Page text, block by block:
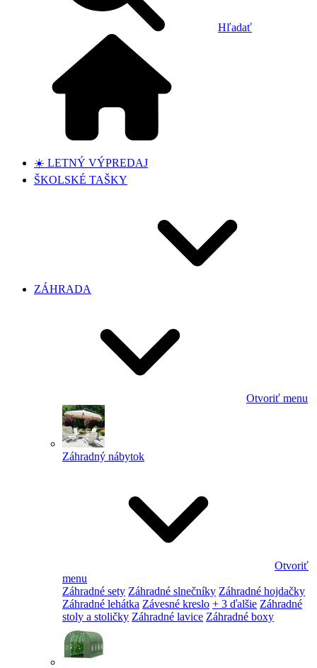
Hľadať
☀️ LETNÝ VÝPREDAJ
ŠKOLSKÉ TAŠKY
ZÁHRADA
Otvoriť menu
Záhradný nábytok
Otvoriť
menu
Záhradné sety Záhradné slnečníky Záhradné hojdačky
Záhradné lehátka Závesné kreslo + 3 ďalšie Záhradné
stoly a stoličky Záhradné lavice Záhradné boxy